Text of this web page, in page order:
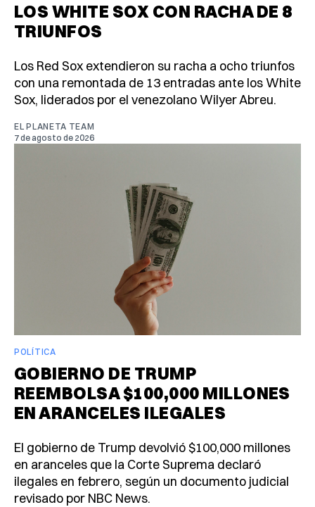
LOS WHITE SOX CON RACHA DE 8
TRIUNFOS
Los Red Sox extendieron su racha a ocho triunfos
con una remontada de 13 entradas ante los White
Sox, liderados por el venezolano Wilyer Abreu.
EL PLANETA TEAM
7 de agosto de 2026
POLÍTICA
GOBIERNO DE TRUMP
REEMBOLSA $100,000 MILLONES
EN ARANCELES ILEGALES
El gobierno de Trump devolvió $100,000 millones
en aranceles que la Corte Suprema declaró
ilegales en febrero, según un documento judicial
revisado por NBC News.